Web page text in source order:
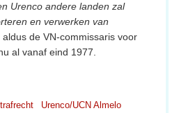
Urenco andere landen zal
en verwerken van
aldus de VN-commissaris voor
al vanaf eind 1977.
Urenco/UCN Almelo